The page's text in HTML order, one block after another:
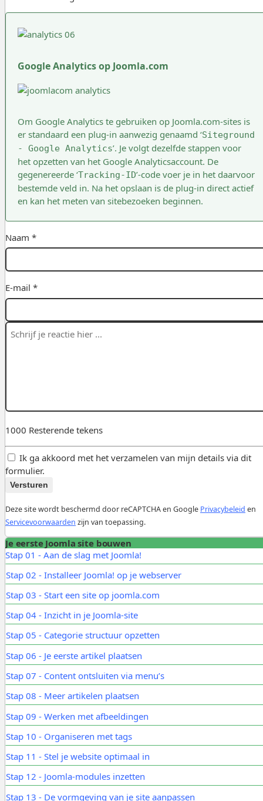
Google Analytics op Joomla.com
Om Google Analytics te gebruiken op Joomla.com-sites is
er standaard een plug-in aanwezig genaamd ‘Siteground
- Google Analytics’. Je volgt dezelfde stappen voor
het opzetten van het Google Analyticsaccount. De
gegenereerde ‘Tracking-ID’-code voer je in het daarvoor
bestemde veld in. Na het opslaan is de plug-in direct actief
en kan het meten van sitebezoeken beginnen.
Naam *
E-mail *
1000 Resterende tekens
Ik ga akkoord met het verzamelen van mijn details via dit
formulier.
Versturen
Deze site wordt beschermd door reCAPTCHA en Google Privacybeleid en
Servicevoorwaarden zijn van toepassing.
Je eerste Joomla site bouwen
Stap 01 - Aan de slag met Joomla!
Stap 02 - Installeer Joomla! op je webserver
Stap 03 - Start een site op joomla.com
Stap 04 - Inzicht in je Joomla-site
Stap 05 - Categorie structuur opzetten
Stap 06 - Je eerste artikel plaatsen
Stap 07 - Content ontsluiten via menu’s
Stap 08 - Meer artikelen plaatsen
Stap 09 - Werken met afbeeldingen
Stap 10 - Organiseren met tags
Stap 11 - Stel je website optimaal in
Stap 12 - Joomla-modules inzetten
Stap 13 - De vormgeving van je site aanpassen